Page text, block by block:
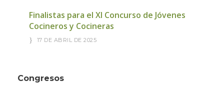
Finalistas para el XI Concurso de Jóvenes
Cocineros y Cocineras
17 DE ABRIL DE 2025
Congresos